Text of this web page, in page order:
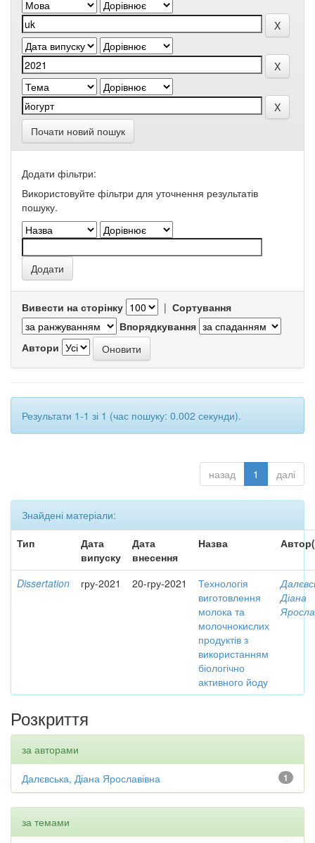
Почати новий пошук
Додати фільтри:
Використовуйте фільтри для уточнення результатів
пошуку.
Вивести на сторінку | Сортування
Впорядкування
Автори
Результати 1-1 зі 1 (час пошуку: 0.002 секунди).
назад 1 далі
Знайдені матеріали:
Тип
Дата
випуску
Дата
внесення
Назва
Dissertation гру-2021 20-гру-2021
Технологія
виготовлення
молока та
молочнокислих
продуктів з
використанням
біологічно
активного йоду
Діана
Розкриття
за авторами
1
Далєвська, Діана Ярославівна
за темами